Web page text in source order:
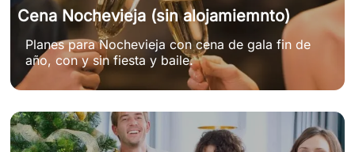
Cena Nochevieja (sin alojamiemnto)
Planes para Nochevieja con cena de gala fin de
año, con y sin fiesta y baile.